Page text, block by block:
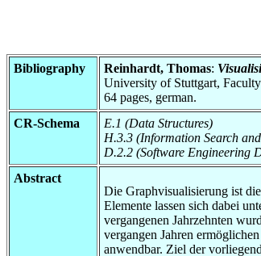
Bibliography Reinhardt, Thomas:
University of Stuttgart,
64 pages, german.
CR-Schema
E.1 (Data Structures)
H.3.3 (Information Search
D.2.2 (Software Engineering
Abstract
Die Graphvisualisierung ist
Elemente lassen sich dabei
vergangenen Jahrzehnten
vergangen Jahren
anwendbar. Ziel der